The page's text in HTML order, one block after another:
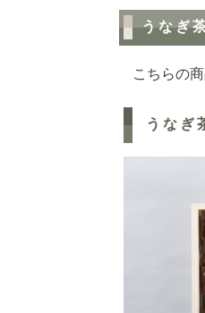
うなぎ
こちらの
うな